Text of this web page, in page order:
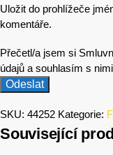
Uložit do prohlížeče
komentáře.
Přečetl/a jsem si
údajů a souhlasím s
SKU: 44252 Kategorie:
Související